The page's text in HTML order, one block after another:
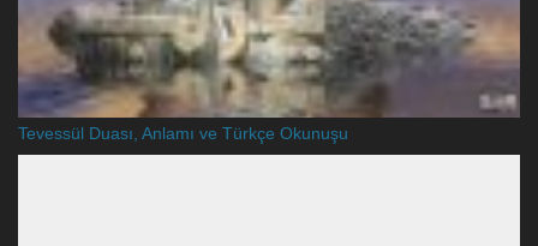
Tevessül Duası, Anlamı ve Türkçe Okunuşu